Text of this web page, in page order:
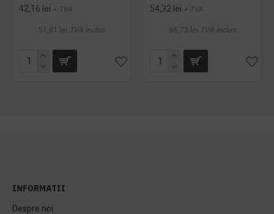
42,16 lei + TVA
51,01 lei TVA inclus
54,32 lei + TVA
65,73 lei TVA inclus
INFORMATII
Despre noi